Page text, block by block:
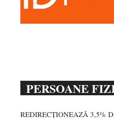
PERSOANE
REDIRECȚIONEAZĂ 3,5%